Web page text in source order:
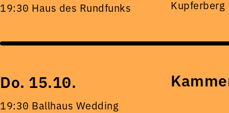
19:30 Haus des Rundfunks Kupferberg
Do. 15.10.
19:30 Ballhaus Wedding